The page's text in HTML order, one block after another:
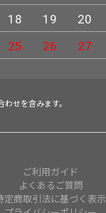
18 19 20
25 26 27
せを含みます。
ご利用ガイド
よくあるご質問
定商取引法に基づく表示